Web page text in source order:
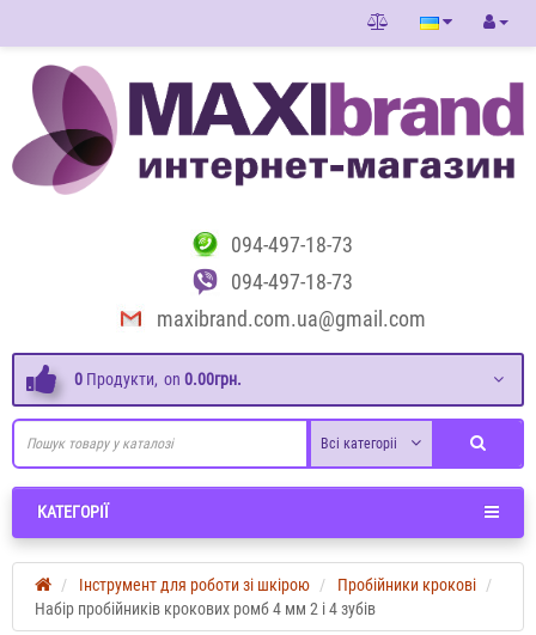
094-497-18-73
094-497-18-73
maxibrand.com.ua@gmail.com
0 Продукти, on 0.00грн.
Всі категоріі
КАТЕГОРІЇ
Інструмент для роботи зі шкірою
Пробійники крокові
Набір пробійників крокових ромб 4 мм 2 і 4 зубів